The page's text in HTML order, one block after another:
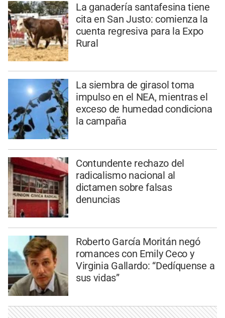
La ganadería santafesina tiene
cita en San Justo: comienza la
cuenta regresiva para la Expo
Rural
La siembra de girasol toma
impulso en el NEA, mientras el
exceso de humedad condiciona
la campaña
Contundente rechazo del
radicalismo nacional al
dictamen sobre falsas
denuncias
Roberto García Moritán negó
romances con Emily Ceco y
Virginia Gallardo: “Dedíquense a
sus vidas”